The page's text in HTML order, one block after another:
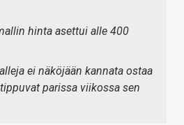
hinta asettui alle 400
ei näköjään kannata ostaa
parissa viikossa sen